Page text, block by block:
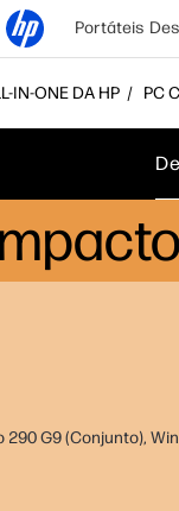
Portáteis
IN-ONE DA HP PC
290 G9 (Conjunto),